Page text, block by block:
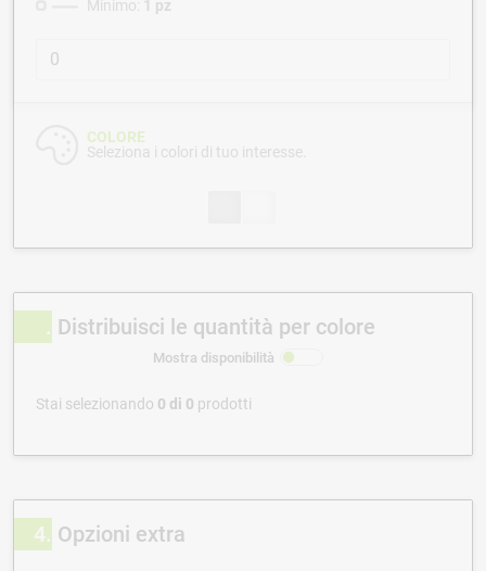
Minimo: 1 pz
COLORE
Seleziona i colori di tuo interesse.
Distribuisci le quantità per colore
Mostra disponibilità
Stai selezionando 0 di 0 prodotti
4 Opzioni extra